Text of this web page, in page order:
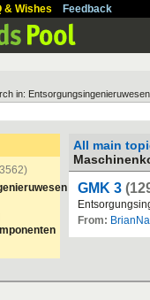
& Wishes Feedback
in:
All main
GMK 3
From: